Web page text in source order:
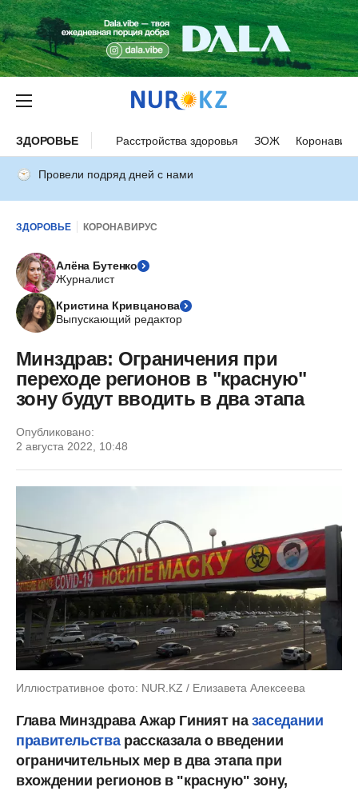
ЗДОРОВЬЕ Расстройства здоровья ЗОЖ
Провели подряд дней с нами
ЗДОРОВЬЕ КОРОНАВИРУС
Алёна Бутенко
Журналист
Кристина Кривцанова
Выпускающий редактор
Минздрав: Ограничения при
переходе регионов в "красную"
зону будут вводить в два этапа
Опубликовано:
2 августа 2022, 10:48
Иллюстративное фото: NUR.KZ / Елизавета Алексеева
Глава Минздрава Ажар Гиният на заседании
правительства рассказала о введении
ограничительных мер в два этапа при
вхождении регионов в "красную" зону,